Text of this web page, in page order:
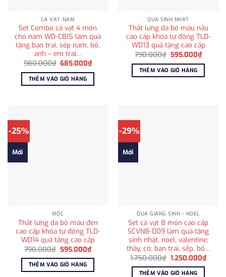
CÀ VẠT NAM
Set Combo cà vạt 4 món
cho nam WD-CB15 làm quà
tặng bạn trai, sếp nam, bố,
anh – em trai…
980.000₫ Giá
là:
980.000₫.
685.000₫Giá
hiện
tại
685.000₫.
THÊM VÀO GIỎ HÀNG
QUÀ SINH NHẬT
Thắt lưng da bò màu nâu
cao cấp khóa tự động TLD-
WD13 quà tặng cao cấp
790.000₫ Giá
là:
790.000₫.
595.000₫Giá
hiện
tại
THÊM VÀO GIỎ HÀNG
-25%
Mới
MỘC
Thắt lưng da bò màu đen
cao cấp khóa tự động TLD-
WD14 quà tặng cao cấp
790.000₫ Giá
là:
790.000₫.
595.000₫Giá
hiện
tại
595.000₫.
THÊM VÀO GIỎ HÀNG
-29%
Mới
QUÀ GIÁNG SINH - NOEL
Set cà vạt 8 món cao cấp
SCVN8-009 làm quà tặng
sinh nhật, noel, valentine;
thầy, cô; bạn trai, sếp, bố…
1.750.000₫ Giá
là:
1.250.000₫Giá
hiện
THÊM VÀO GIỎ HÀNG